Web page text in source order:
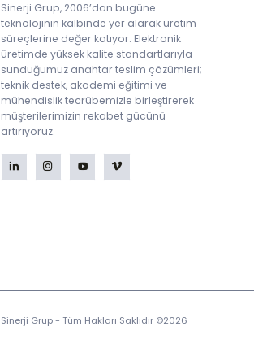
Sinerji Grup, 2006’dan bugüne
teknolojinin kalbinde yer alarak üretim
süreçlerine değer katıyor. Elektronik
üretimde yüksek kalite standartlarıyla
sunduğumuz anahtar teslim çözümleri;
teknik destek, akademi eğitimi ve
mühendislik tecrübemizle birleştirerek
müşterilerimizin rekabet gücünü
artırıyoruz.
Sinerji Grup - Tüm Hakları Saklıdır ©2026